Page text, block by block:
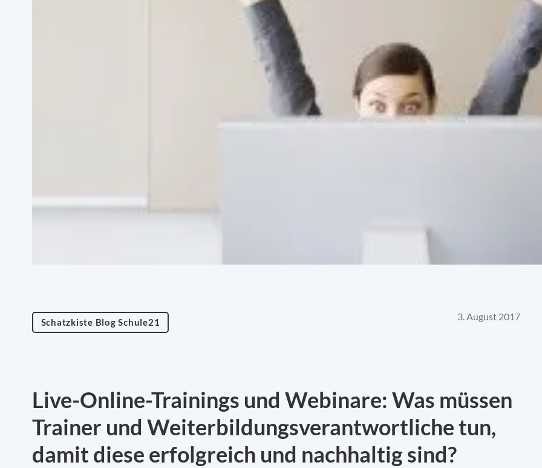
Schatzkiste Blog Schule21 3. August 2017
Live-Online-Trainings und Webinare: Was müssen
Trainer und Weiterbildungsverantwortliche tun,
damit diese erfolgreich und nachhaltig sind?